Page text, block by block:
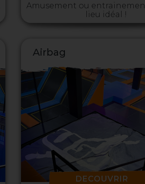
Amusement ou
lieu idéal !
Airbag
DECOUVRIR